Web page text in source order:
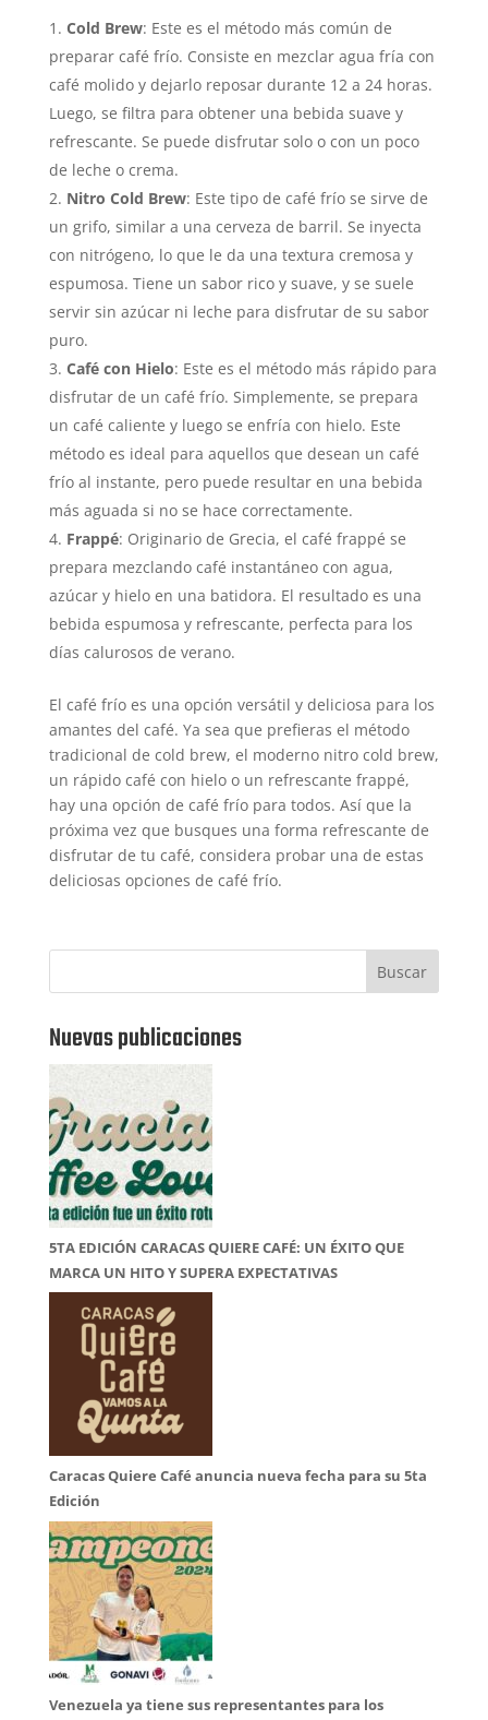
Cold Brew: Este es el método más común de
preparar café frío. Consiste en mezclar agua fría con
café molido y dejarlo reposar durante 12 a 24 horas.
Luego, se filtra para obtener una bebida suave y
refrescante. Se puede disfrutar solo o con un poco
de leche o crema.
Nitro Cold Brew: Este tipo de café frío se sirve de
un grifo, similar a una cerveza de barril. Se inyecta
con nitrógeno, lo que le da una textura cremosa y
espumosa. Tiene un sabor rico y suave, y se suele
servir sin azúcar ni leche para disfrutar de su sabor
puro.
Café con Hielo: Este es el método más rápido para
disfrutar de un café frío. Simplemente, se prepara
un café caliente y luego se enfría con hielo. Este
método es ideal para aquellos que desean un café
frío al instante, pero puede resultar en una bebida
más aguada si no se hace correctamente.
Frappé: Originario de Grecia, el café frappé se
prepara mezclando café instantáneo con agua,
azúcar y hielo en una batidora. El resultado es una
bebida espumosa y refrescante, perfecta para los
días calurosos de verano.
El café frío es una opción versátil y deliciosa para los
amantes del café. Ya sea que prefieras el método
tradicional de cold brew, el moderno nitro cold brew,
un rápido café con hielo o un refrescante frappé,
hay una opción de café frío para todos. Así que la
próxima vez que busques una forma refrescante de
disfrutar de tu café, considera probar una de estas
deliciosas opciones de café frío.
Buscar
Nuevas publicaciones
5TA EDICIÓN CARACAS QUIERE CAFÉ: UN ÉXITO QUE
MARCA UN HITO Y SUPERA EXPECTATIVAS
Caracas Quiere Café anuncia nueva fecha para su 5ta
Edición
Venezuela ya tiene sus representantes para los